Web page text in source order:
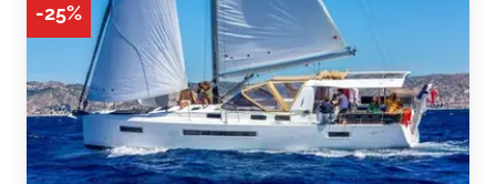
-25%